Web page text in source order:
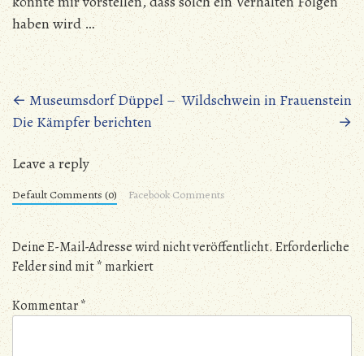
haben wird …
Beitragsnavigation
← Museumsdorf Düppel –
Die Kämpfer berichten
Wildschwein in Frauenstein
→
Leave a reply
Default Comments (0) Facebook Comments
Deine E-Mail-Adresse wird nicht veröffentlicht.Erforderliche
Felder sind mit* markiert
Kommentar*